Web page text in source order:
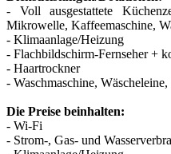
- Voll ausgestattete
Mikrowelle, Kaffeemaschine,
- Klimaanlage/Heizung
- Flachbildschirm-Fernseher +
- Haartrockner
- Waschmaschine,
Die Preise beinhalten:
- Wi-Fi
- Strom-, Gas- und